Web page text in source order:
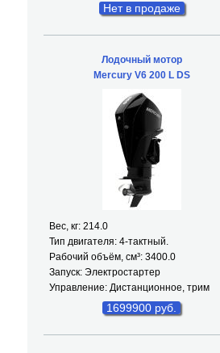
Нет в продаже
Лодочный мотор
Mercury V6 200 L DS
Вес, кг: 214.0
Тип двигателя: 4-тактный.
Рабочий объём, см³: 3400.0
Запуск: Электростартер
Управление: Дистанционное, трим
1699900 руб.